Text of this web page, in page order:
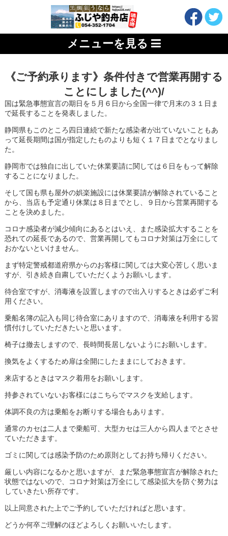
メニューを見る
《ご予約承ります》条件付きで営業再開する
ことにしました(^^)/
国は緊急事態宣言の期日を５月６日から全国一律で月末の３１日ま
で延長することを発表しました。
静岡県もこのところ四日連続で新たな感染者が出ていないこともあ
って延長期間は国が指定したものよりも短く１７日までとなりまし
た。
静岡市では独自に出していた休業要請に関しては６日をもって解除
することになりました。
そして国も県も屋外の娯楽施設には休業要請が解除されていること
から、当店も予定通り休業は８日までとし、９日から営業再開する
ことを決めました。
コロナ感染者が減少傾向にあるとはいえ、また感染拡大することを
恐れての延長であるので、営業再開してもコロナ対策は万全にして
おかないといけません。
まず特定警戒都道府県からのお客様に関しては大変心苦しく思いま
すが、引き続き自粛していただくようお願いします。
待合室ですが、消毒液を設置しますので出入りするときは必ずご利
用ください。
乗船名簿の記入も同じ待合室にありますので、消毒液を利用する習
慣付けしていただきたいと思います。
椅子は撤去しますので、長時間長居しないようにお願いします。
換気をよくするため扉は全開にしたままにしておきます。
来店するときはマスク着用をお願いします。
持参されていないお客様にはこちらでマスクを支給します。
体調不良の方は乗船をお断りする場合もあります。
通常のカセは二人まで乗船可、大型カセは三人から四人までとさせ
ていただきます。
ゴミに関しては感染予防のため原則としてお持ち帰りください。
厳しい内容になるかと思いますが、まだ緊急事態宣言が解除された
状態ではないので、コロナ対策は万全にして感染拡大を防ぐ努力は
していきたい所存です。
以上同意された上でご予約していただければと思います。
どうか何卒ご理解のほどよろしくお願いいたします。